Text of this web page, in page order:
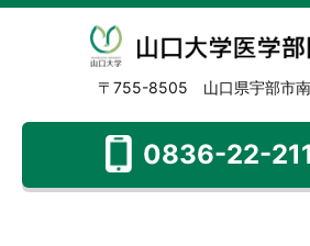
〒755-8505 山口県宇部市南
0836-22-